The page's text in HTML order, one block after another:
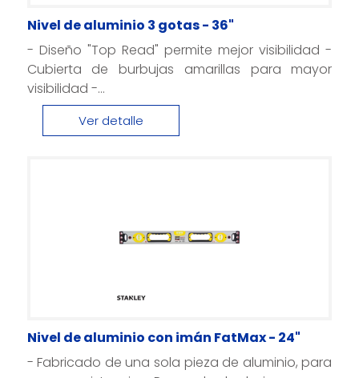
Nivel de aluminio 3 gotas - 36"
- Diseño "Top Read" permite mejor visibilidad -
Cubierta de burbujas amarillas para mayor
visibilidad -...
Ver detalle
Nivel de aluminio con imán FatMax - 24"
- Fabricado de una sola pieza de aluminio, para